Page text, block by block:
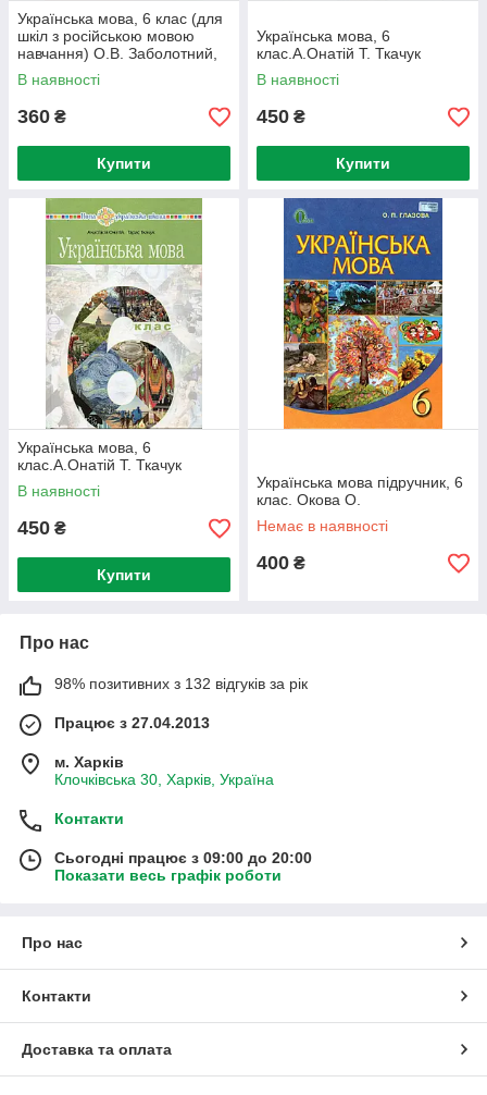
Українська мова, 6 клас (для
шкіл з російською мовою
навчання) О.В. Заболотний,
В.В. Заболотний
В наявності
360 ₴
Купити
Українська мова, 6
клас.А.Онатій Т. Ткачук
В наявності
450 ₴
Купити
Українська мова, 6
клас.А.Онатій Т. Ткачук
В наявності
450 ₴
Купити
Українська мова підручник, 6
клас. Окова О.
Немає в наявності
400 ₴
Про нас
98% позитивних з 132 відгуків за рік
Працює з 27.04.2013
м. Харків
Клочківська 30, Харків, Україна
Контакти
Сьогодні працює з 09:00 до 20:00
Показати весь графік роботи
Про нас
Контакти
Доставка та оплата